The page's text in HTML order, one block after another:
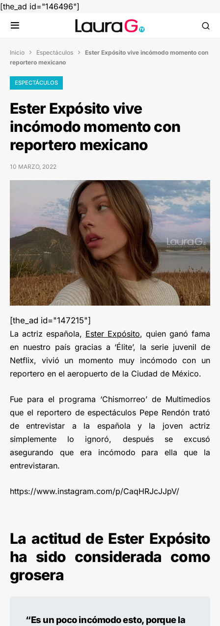
[the_ad id="146496"]
Inicio  Espectáculos  Ester Expósito vive incómodo momento con
reportero mexicano
ESPECTÁCULOS
Ester Expósito vive
incómodo momento con
reportero mexicano
10 MARZO, 2022
[the_ad id="147215"]
La actriz española, Ester Expósito, quien ganó fama
en nuestro país gracias a ‘Élite’, la serie juvenil de
Netflix, vivió un momento muy incómodo con un
reportero en el aeropuerto de la Ciudad de México.
Fue para el programa ‘Chismorreo’ de Multimedios
que el reportero de espectáculos Pepe Rendón trató
de entrevistar a la española y la joven actriz
simplemente lo ignoró, después se excusó
asegurando que era incómodo para ella que la
entrevistaran.
https://www.instagram.com/p/CaqHRJcJJpV/
La actitud de Ester Expósito
ha sido considerada como
grosera
“Es un poco incómodo esto, porque la